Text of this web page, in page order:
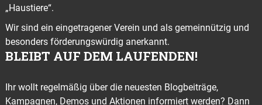
„Haustiere“.
Wir sind ein eingetragener Verein und als gemeinnützig und
besonders förderungswürdig anerkannt.
BLEIBT AUF DEM LAUFENDEN!
Ihr wollt regelmäßig über die neuesten Blogbeiträge,
Kampagnen, Demos und Aktionen informiert werden? Dann